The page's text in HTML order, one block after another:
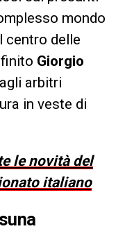
mondo
centro delle
Giorgio
arbitri
in veste di
le novità del
italiano